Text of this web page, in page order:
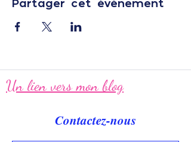
Un lien vers mon blog
Contactez-nous